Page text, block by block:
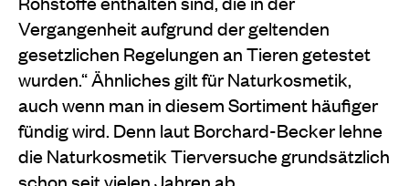
Vergangenheit aufgrund der geltenden
gesetzlichen Regelungen an Tieren getestet
wurden.“ Ähnliches gilt für Naturkosmetik,
auch wenn man in diesem Sortiment häufiger
fündig wird. Denn laut Borchard-Becker lehne
die Naturkosmetik Tierversuche grundsätzlich
schon seit vielen Jahren ab.